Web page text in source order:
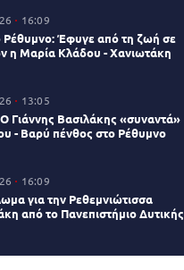
16:09
Ρέθυμνο: Έφυγε από τη ζωή σε
η Μαρία Κλάδου - Χανιωτάκη
13:05
Γιάννης Βασιλάκης «συναντά»
- Βαρύ πένθος στο Ρέθυμνο
16:09
για την Ρεθεμνιώτισσα
από το Πανεπιστήμιο Δυτικής